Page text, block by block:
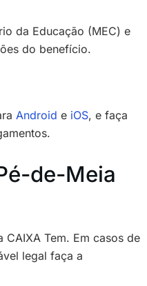
da Educação (MEC) e
do benefício.
Android e iOS, e faça
de-Meia
Tem. Em casos de
legal faça a